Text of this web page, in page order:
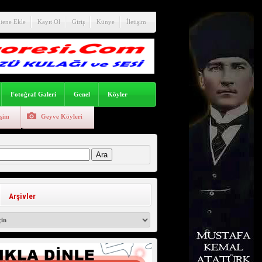
Ekle Kayıt Ol Giriş Künye İletişim
Fotoğraf Galeri Genel Köyler
Geyve Köyleri
Arşivler